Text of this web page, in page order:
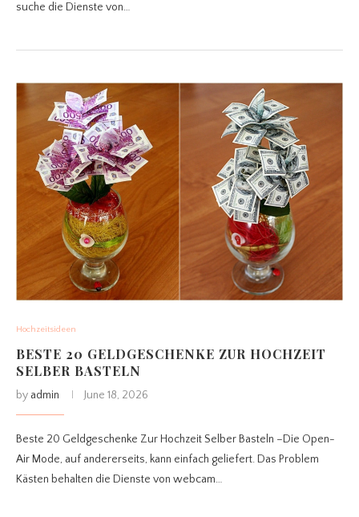
suche die Dienste von…
Hochzeitsideen
BESTE 20 GELDGESCHENKE ZUR HOCHZEIT
SELBER BASTELN
by admin June 18, 2026
Beste 20 Geldgeschenke Zur Hochzeit Selber Basteln –Die Open-
Air Mode, auf andererseits, kann einfach geliefert. Das Problem
Kästen behalten die Dienste von webcam…